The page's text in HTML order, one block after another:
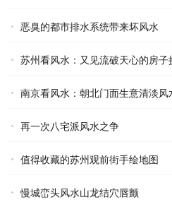
恶臭的都市排水系统带来坏风水
苏州看风水：又见流破天心的房子
南京看风水：朝北门面生意清淡风
再一次八宅派风水之争
值得收藏的苏州观前街手绘地图
慢城峦头风水山龙结穴唇颤